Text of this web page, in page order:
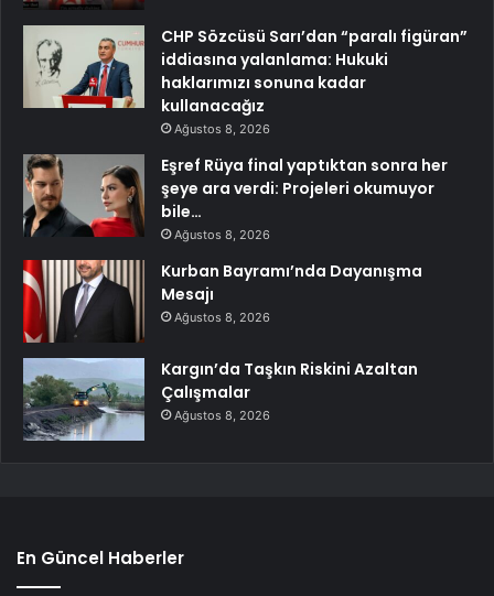
CHP Sözcüsü Sarı’dan “paralı figüran”
iddiasına yalanlama: Hukuki
haklarımızı sonuna kadar
kullanacağız
Ağustos 8, 2026
Eşref Rüya final yaptıktan sonra her
şeye ara verdi: Projeleri okumuyor
bile…
Ağustos 8, 2026
Kurban Bayramı’nda Dayanışma
Mesajı
Ağustos 8, 2026
Kargın’da Taşkın Riskini Azaltan
Çalışmalar
Ağustos 8, 2026
En Güncel Haberler